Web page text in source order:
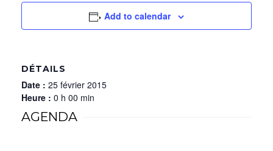
Add to calendar
DÉTAILS
Date : 25 février 2015
Heure : 0 h 00 min
AGENDA